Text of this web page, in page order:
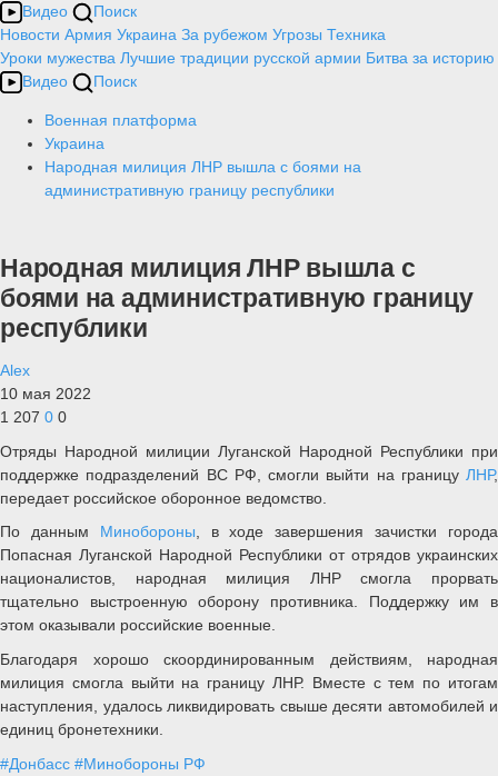
Видео
Поиск
Новости Армия Украина За рубежом Угрозы Техника
Уроки мужества Лучшие традиции русской армии Битва за историю
Видео
Поиск
Военная платформа
Украина
Народная милиция ЛНР вышла с боями на
административную границу республики
Народная милиция ЛНР вышла с
боями на административную границу
республики
Alex
10 мая 2022
1 207 0 0
Отряды Народной милиции Луганской Народной Республики при
поддержке подразделений ВС РФ, смогли выйти на границу ЛНР,
передает российское оборонное ведомство.
По данным Минобороны, в ходе завершения зачистки города
Попасная Луганской Народной Республики от отрядов украинских
националистов, народная милиция ЛНР смогла прорвать
тщательно выстроенную оборону противника. Поддержку им в
этом оказывали российские военные.
Благодаря хорошо скоординированным действиям, народная
милиция смогла выйти на границу ЛНР. Вместе с тем по итогам
наступления, удалось ликвидировать свыше десяти автомобилей и
единиц бронетехники.
#Донбасс #Минобороны РФ